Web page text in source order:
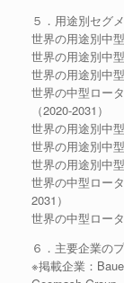
５．用途別セグ
世界の用途別中
世界の用途別中
世界の用途別中
世界の中型ロー
（2020-2031）
世界の用途別中
世界の用途別中
世界の用途別中
世界の中型ロー
2031）
世界の中型ロー
６．主要企業の
※掲載企業：